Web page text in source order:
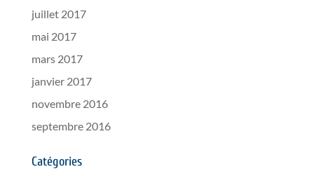
juillet 2017
mai 2017
mars 2017
janvier 2017
novembre 2016
septembre 2016
Catégories